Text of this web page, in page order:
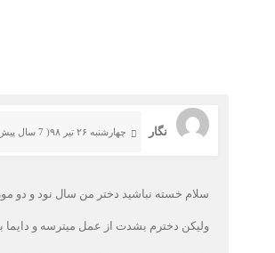
نگار چهارشنبه ۲۶ تیر ۹۸( 7 سال پیش)
سلام خسته نباشید دختر من سال نود و دو مورد
ولیکن دخترم بشدت از عمل میترسه و دایما